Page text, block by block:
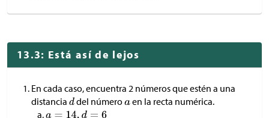
13.3: Está así de lejos
En cada caso, encuentra 2 números que estén a una
distancia
del número en la recta numérica.